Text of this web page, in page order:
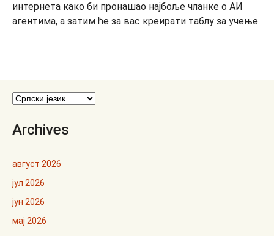
интернета како би пронашао најбоље чланке о АИ
агентима, а затим ће за вас креирати таблу за учење.
Archives
август 2026
јул 2026
јун 2026
мај 2026